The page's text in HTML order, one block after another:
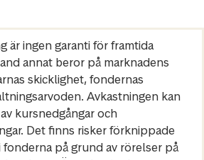
är ingen garanti för framtida
annat beror på marknadens
skicklighet, fondernas
Avkastningen kan
kursnedgångar och
Det finns risker förknippade
fonderna på grund av rörelser på